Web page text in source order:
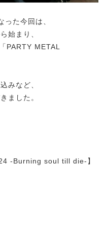
た今回は、
始まり、
PARTY METAL
みなど、
ました。
-Burning soul till die-】